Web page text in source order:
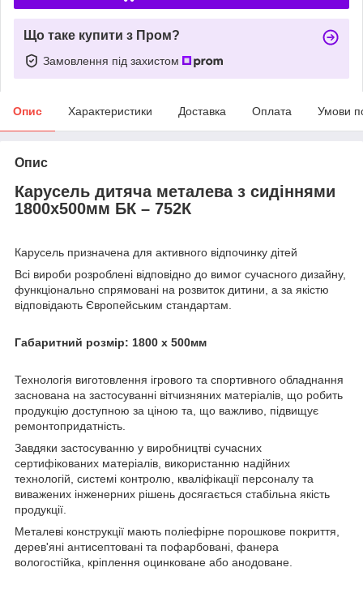
Що таке купити з Пром?
Замовлення під захистом
Опис Характеристики Доставка Оплата Умови
Опис
Карусель дитяча металева з сидіннями
1800х500мм БК – 752К
Карусель призначена для активного відпочинку дітей
Всі вироби розроблені відповідно до вимог сучасного дизайну,
функціонально спрямовані на розвиток дитини, а за якістю
відповідають Європейським стандартам.
Габаритний розмір: 1800 х 500мм
Технологія виготовлення ігрового та спортивного обладнання
заснована на застосуванні вітчизняних матеріалів, що робить
продукцію доступною за ціною та, що важливо, підвищує
ремонтопридатність.
Завдяки застосуванню у виробництві сучасних
сертифікованих матеріалів, використанню надійних
технологій, системі контролю, кваліфікації персоналу та
виважених інженерних рішень досягається стабільна якість
продукції.
Металеві конструкції мають поліефірне порошкове покриття,
дерев'яні антисептовані та пофарбовані, фанера
вологостійка, кріплення оцинковане або анодоване.